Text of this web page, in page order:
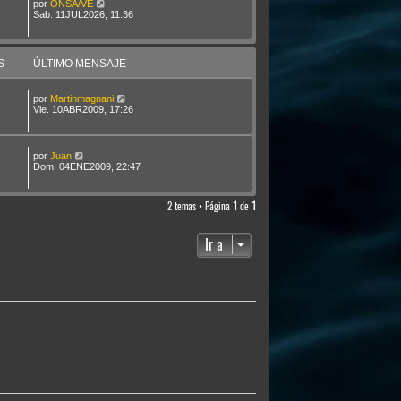
por ONSA/VE
Sab. 11JUL2026, 11:36
ÚLTIMO MENSAJE
por Martinmagnani
Vie. 10ABR2009, 17:26
por Juan
Dom. 04ENE2009, 22:47
2 temas • Página 1 de 1
Ir a